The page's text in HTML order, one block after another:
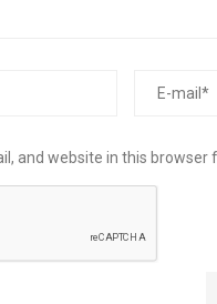
and website in this